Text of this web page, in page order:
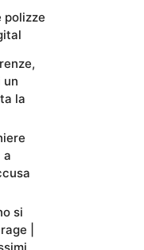
polizze
un
la
a
si
|